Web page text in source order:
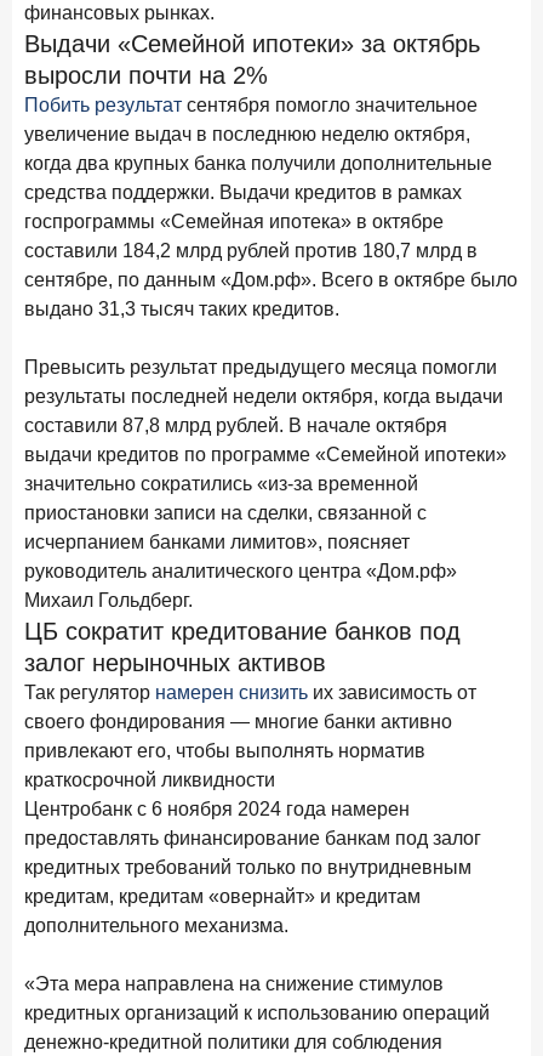
8 июня 2026 года
По итогам мая 2026 года объем выдач кредитов
составил 993,8 млрд руб.
4 июня 2026 года ИССЛЕДОВАНИЕ
Синергия интеллектов: будущее контакт-центров в
партнерстве человека и технологий
1 июня 2026 года
В борьбе за сбережения россиян банки учатся
28 мая 2026 года ИССЛЕДОВАНИЕ
Доверие становится главным фактором на рынке
Private banking
ИССЛЕДОВАНИЕ
Ипотека в России: итоги апреля 2026 года в цифрах
13 мая 2026 года ИССЛЕДОВАНИЕ
«Ни один зарубежный private банк не может
сравниться с российским»
По итогам апреля 2026 года объем выдач кредитов
составил 968 млрд руб.
29 апреля 2026 года ИССЛЕДОВАНИЕ
Конкуренция на рынке инвестиционно-страховых
продуктов усиливается
28 апреля 2026 года
Привязанность побеждает ставку? Как выбирают банк
Банки скорректировали доходность вкладов после
снижения ключевой ставки до 14,5%
финансовых рынках.
Выдачи «Семейной ипотеки» за октябрь
выросли почти на 2%
Побить результат сентября помогло значительное
увеличение выдач в последнюю неделю октября,
когда два крупных банка получили дополнительные
средства поддержки. Выдачи кредитов в рамках
госпрограммы «Семейная ипотека» в октябре
составили 184,2 млрд рублей против 180,7 млрд в
сентябре, по данным «Дом.рф». Всего в октябре было
выдано 31,3 тысяч таких кредитов.
Превысить результат предыдущего месяца помогли
результаты последней недели октября, когда выдачи
составили 87,8 млрд рублей. В начале октября
выдачи кредитов по программе «Семейной ипотеки»
значительно сократились «из-за временной
приостановки записи на сделки, связанной с
исчерпанием банками лимитов», поясняет
руководитель аналитического центра «Дом.рф»
Михаил Гольдберг.
ЦБ сократит кредитование банков под
залог нерыночных активов
Так регулятор намерен снизить их зависимость от
своего фондирования — многие банки активно
привлекают его, чтобы выполнять норматив
краткосрочной ликвидности
Центробанк с 6 ноября 2024 года намерен
предоставлять финансирование банкам под залог
кредитных требований только по внутридневным
кредитам, кредитам «овернайт» и кредитам
дополнительного механизма.
«Эта мера направлена на снижение стимулов
кредитных организаций к использованию операций
денежно-кредитной политики для соблюдения